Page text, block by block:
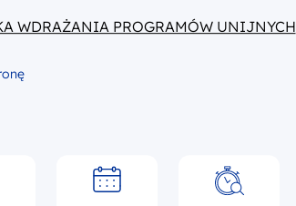
WDRAŻANIA PROGRAMÓW UNIJNYCH